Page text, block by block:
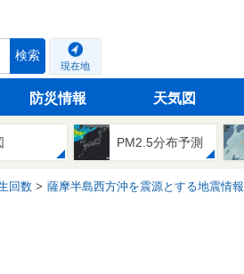
検索
現在地
防災情報 天気図
PM2.5分布予測
回数 薩摩半島西方沖を震源とする地震情報